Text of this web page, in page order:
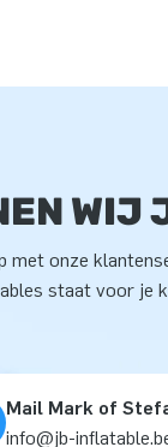
WIJ
met onze
staat voor je
Mail Mark of
info@jb-